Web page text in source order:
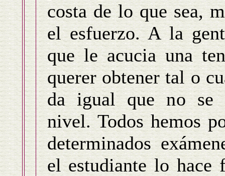
costa de lo que sea,
el esfuerzo. A la
que le acucia una
querer obtener tal o
da igual que no se
nivel. Todos hemos
determinados
el estudiante lo hace